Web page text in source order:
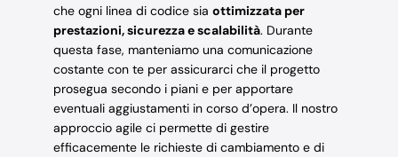
che ogni linea di codice sia ottimizzata per
prestazioni, sicurezza e scalabilità. Durante
questa fase, manteniamo una comunicazione
costante con te per assicurarci che il progetto
prosegua secondo i piani e per apportare
eventuali aggiustamenti in corso d’opera. Il nostro
approccio agile ci permette di gestire
efficacemente le richieste di cambiamento e di